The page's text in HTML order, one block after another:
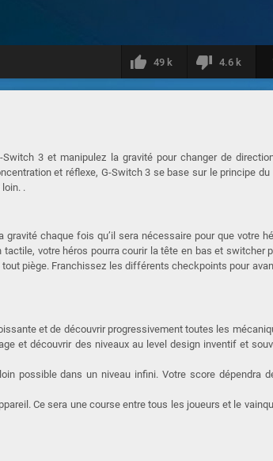
49 k 4.6 k
3 et manipulez la gravité pour changer de
et réflexe, G-Switch 3 se base sur le principe du
.
chaque fois qu’il sera nécessaire pour que votre
votre héros pourra courir la tête en bas et switcher
piège. Franchissez les différents checkpoints pour
et de découvrir progressivement toutes les
et découvrir des niveaux au level design inventif et
possible dans un niveau infini. Votre score dépendra
Ce sera une course entre tous les joueurs et le